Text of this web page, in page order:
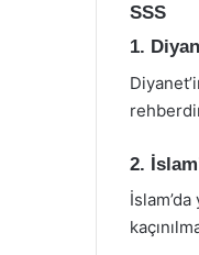
SSS
1.
2.